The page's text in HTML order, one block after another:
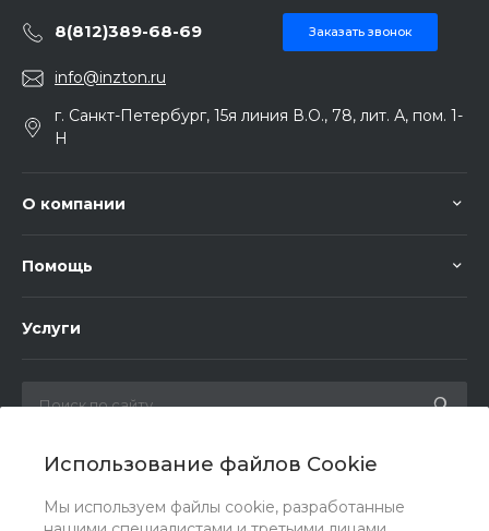
Использование файлов Cookie
Мы используем файлы cookie, разработанные
8(812)389-68-69 Заказать звонок
info@inzton.ru
г. Санкт-Петербург, 15я линия В.О., 78, лит. А, пом. 1-
Н
О компании
Помощь
Услуги